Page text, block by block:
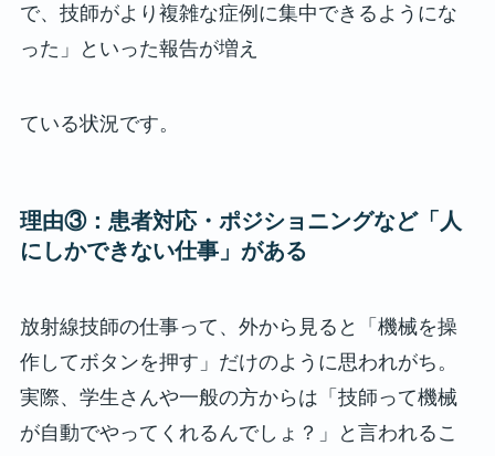
で、技師がより複雑な症例に集中できるようにな
った」といった報告が増え
ている状況です。
理由③：患者対応・ポジショニングなど「人
にしかできない仕事」がある
放射線技師の仕事って、外から見ると「機械を操
作してボタンを押す」だけのように思われがち。
実際、学生さんや一般の方からは「技師って機械
が自動でやってくれるんでしょ？」と言われるこ